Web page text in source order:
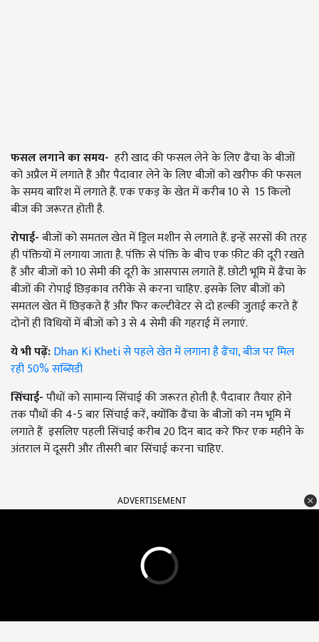
फसल लगाने का समय- हरी खाद की फसल लेने के लिए ढैंचा के बीजों
को अप्रैल में लगाते हैं और पैदावार लेने के लिए बीजों को खरीफ की फसल
के समय बारिश में लगाते हैं. एक एकड़ के खेत में करीब 10 से 15 किलो
बीज की जरूरत होती है.
रोपाई-बीजों को समतल खेत में ड्रिल मशीन से लगाते हैं. इन्हें सरसों की तरह
ही पंक्तियों में लगाया जाता है. पंक्ति से पंक्ति के बीच एक फ़ीट की दूरी रखते
हैं और बीजों को 10 सेमी की दूरी के आसपास लगाते हैं. छोटी भूमि में ढैंचा के
बीजों की रोपाई छिड़काव तरीके से करना चाहिए. इसके लिए बीजों को
समतल खेत में छिड़कते हैं और फिर कल्टीवेटर से दो हल्की जुताई करते हैं
दोनों ही विधियों में बीजों को 3 से 4 सेमी की गहराई में लगाएं.
ये भी पढ़ें:Dhan Ki Kheti से पहले खेत में लगाना है ढैंचा, बीज पर मिल
रही 50% सब्सिडी
सिंचाई-पौधों को सामान्य सिंचाई की जरूरत होती है. पैदावार तैयार होने
तक पौधों की 4-5 बार सिंचाई करें, क्योंकि ढैंचा के बीजों को नम भूमि में
लगाते हैं इसलिए पहली सिंचाई करीब 20 दिन बाद करे फिर एक महीने के
अंतराल में दूसरी और तीसरी बार सिंचाई करना चाहिए.
ADVERTISEMENT